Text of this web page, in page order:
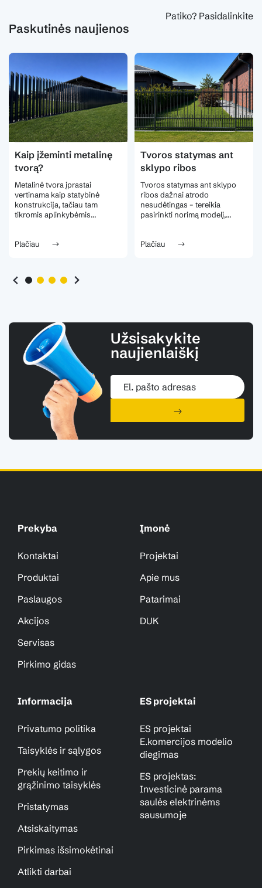
Patiko? Pasidalinkite
Paskutinės naujienos
Kaip įžeminti metalinę
tvorą?
Metalinė tvora įprastai
vertinama kaip statybinė
konstrukcija, tačiau tam
tikromis aplinkybėmis...
Plačiau
Tvoros statymas ant
sklypo ribos
Tvoros statymas ant sklypo
ribos dažnai atrodo
nesudėtingas – tereikia
pasirinkti norimą modelį,...
Plačiau
Užsisakykite
naujienlaiškį
Prekyba
Kontaktai
Produktai
Paslaugos
Akcijos
Servisas
Pirkimo gidas
Įmonė
Projektai
Apie mus
Patarimai
DUK
Informacija
Privatumo politika
Taisyklės ir sąlygos
Prekių keitimo ir
grąžinimo taisyklės
Pristatymas
Atsiskaitymas
Pirkimas išsimokėtinai
Atlikti darbai
ES projektai
ES projektai
E.komercijos modelio
diegimas
ES projektas:
Investicinė parama
saulės elektrinėms
sausumoje